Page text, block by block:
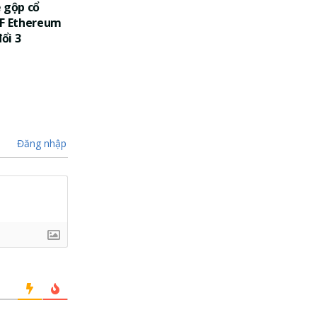
gộp cổ
Ethereum
3
Đăng nhập